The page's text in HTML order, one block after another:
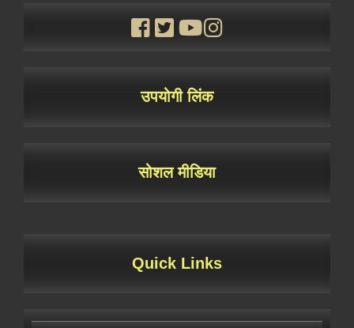
उपयोगी लिंक
सोशल मीडिया
Quick Links